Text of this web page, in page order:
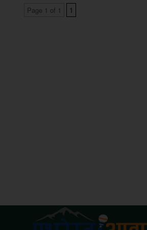
Page 1 of 1 1